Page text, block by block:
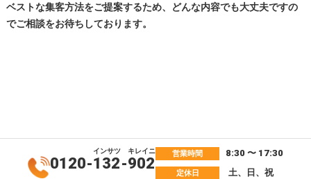
ベストな集客方法をご提案するため、どんな内容でも大丈夫ですの
でご相談をお待ちしております。
0120-132
インサツ
-902
キレイニ 営業時間 8:30 〜 17:30
定休日 土、日、祝